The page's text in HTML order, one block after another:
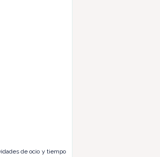
de ocio y tiempo